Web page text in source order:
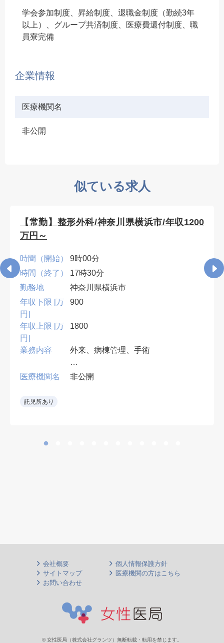
学会参加制度、昇給制度、退職金制度（勤続3年
以上）、グループ共済制度、医療費還付制度、職
員寮完備
企業情報
医療機関名
非公開
似ている求人
【常勤】整形外科/神奈川県横浜市/年収1200
万円～
時間（開始）
9時00分
時間（終了）
17時30分
勤務地
神奈川県横浜市
年収下限 [万
円]
900
年収上限 [万
円]
1800
業務内容 外来、病棟管理、手術
•専門医必須。外傷・人工関節を中
医療機関名 非公開
託児所あり
会社概要
個人情報保護方針
サイトマップ
医療機関の方はこちら
お問い合わせ
© 女性医局（株式会社グランツ）無断転載・転用を禁じます。